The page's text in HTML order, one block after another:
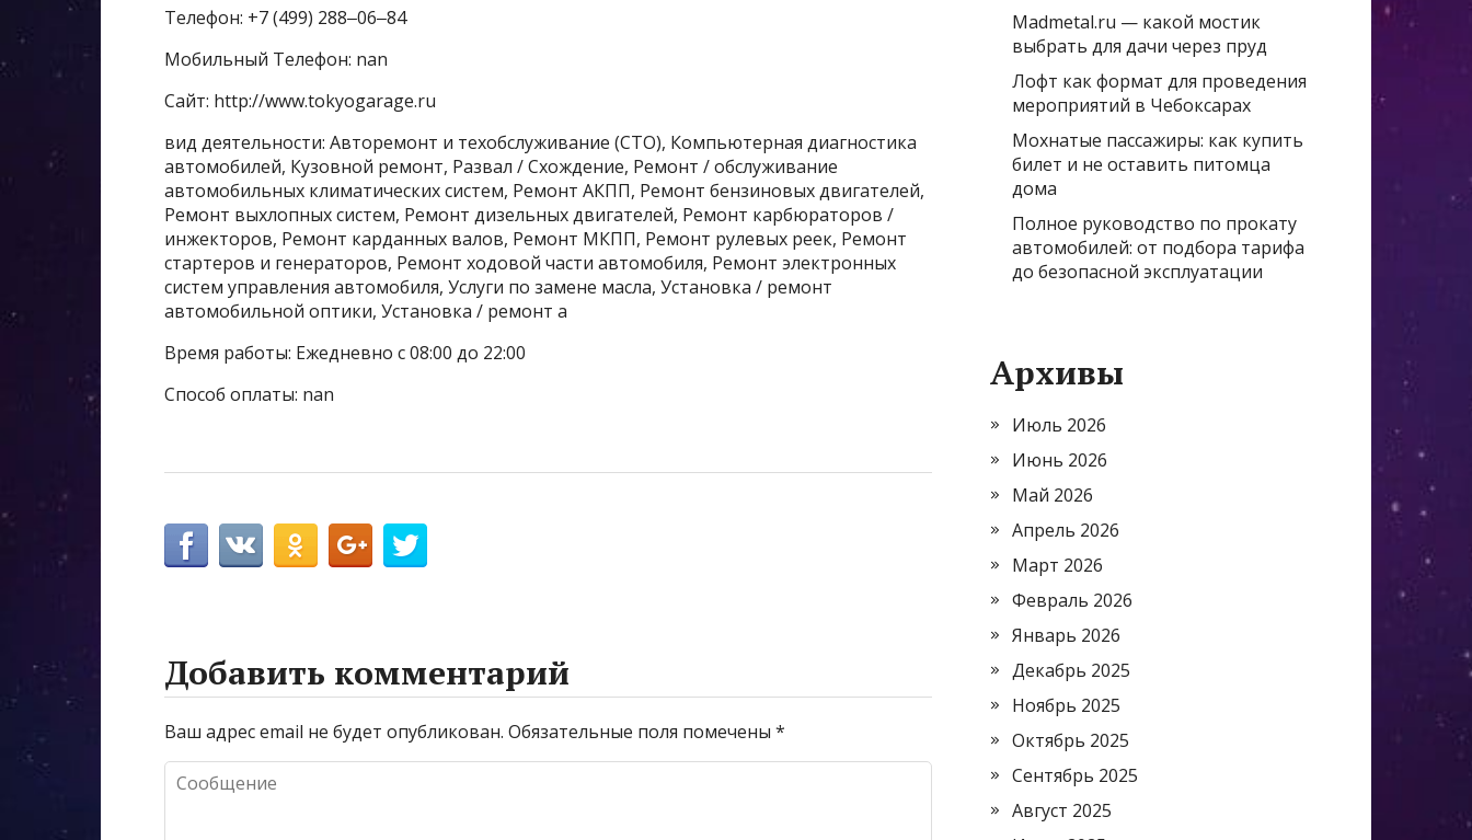
Телефон: +7 (499) 288‒06‒84
Мобильный Телефон: nan
Сайт: http://www.tokyogarage.ru
вид деятельности: Авторемонт и техобслуживание (СТО), Компьютерная диагностика
автомобилей, Кузовной ремонт, Развал / Схождение, Ремонт / обслуживание
автомобильных климатических систем, Ремонт АКПП, Ремонт бензиновых двигателей,
Ремонт выхлопных систем, Ремонт дизельных двигателей, Ремонт карбюраторов /
инжекторов, Ремонт карданных валов, Ремонт МКПП, Ремонт рулевых реек, Ремонт
стартеров и генераторов, Ремонт ходовой части автомобиля, Ремонт электронных
систем управления автомобиля, Услуги по замене масла, Установка / ремонт
автомобильной оптики, Установка / ремонт а
Время работы: Ежедневно с 08:00 до 22:00
Способ оплаты: nan
Добавить комментарий
Ваш адрес email не будет опубликован. Обязательные поля помечены *
Madmetal.ru — какой мостик
выбрать для дачи через пруд
Лофт как формат для проведения
мероприятий в Чебоксарах
Мохнатые пассажиры: как купить
билет и не оставить питомца
дома
Полное руководство по прокату
автомобилей: от подбора тарифа
до безопасной эксплуатации
Архивы
Июль 2026
Июнь 2026
Май 2026
Апрель 2026
Март 2026
Февраль 2026
Январь 2026
Декабрь 2025
Ноябрь 2025
Октябрь 2025
Сентябрь 2025
Август 2025